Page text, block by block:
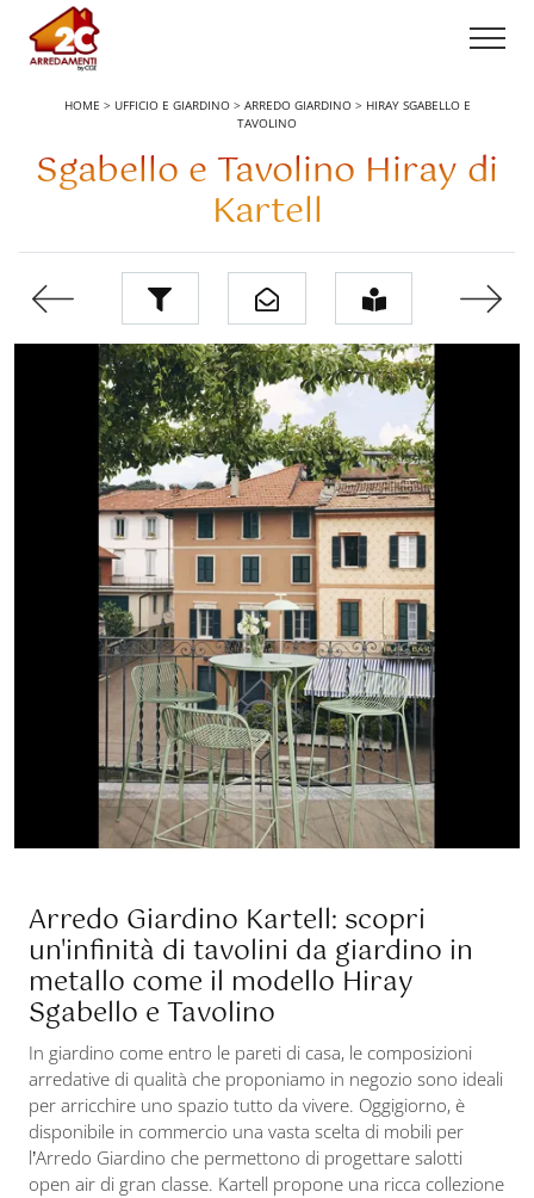
HOME > UFFICIO E GIARDINO> ARREDO GIARDINO > HIRAY SGABELLO E
TAVOLINO
Sgabello e Tavolino Hiray di
Kartell
Arredo Giardino Kartell: scopri
un'infinità di tavolini da giardino in
metallo come il modello Hiray
Sgabello e Tavolino
In giardino come entro le pareti di casa, le composizioni
arredative di qualità che proponiamo in negozio sono ideali
per arricchire uno spazio tutto da vivere. Oggigiorno, è
disponibile in commercio una vasta scelta di mobili per
l’Arredo Giardino che permettono di progettare salotti
open air di gran classe. Kartell propone una ricca collezione